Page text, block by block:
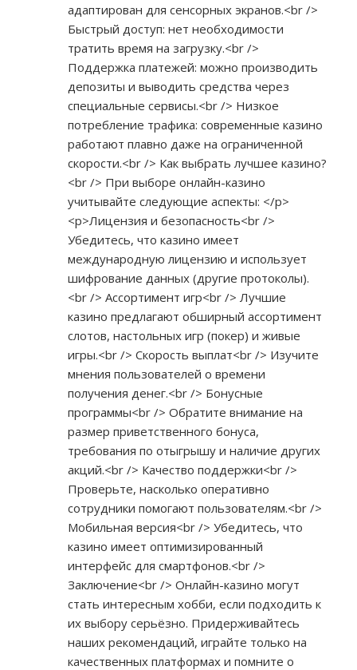
адаптирован для сенсорных экранов.<br />
Быстрый доступ: нет необходимости
тратить время на загрузку.<br />
Поддержка платежей: можно производить
депозиты и выводить средства через
специальные сервисы.<br /> Низкое
потребление трафика: современные казино
работают плавно даже на ограниченной
скорости.<br /> Как выбрать лучшее казино?
<br /> При выборе онлайн-казино
учитывайте следующие аспекты: </p>
<p>Лицензия и безопасность<br />
Убедитесь, что казино имеет
международную лицензию и использует
шифрование данных (другие протоколы).
<br /> Ассортимент игр<br /> Лучшие
казино предлагают обширный ассортимент
слотов, настольных игр (покер) и живые
игры.<br /> Скорость выплат<br /> Изучите
мнения пользователей о времени
получения денег.<br /> Бонусные
программы<br /> Обратите внимание на
размер приветственного бонуса,
требования по отыгрышу и наличие других
акций.<br /> Качество поддержки<br />
Проверьте, насколько оперативно
сотрудники помогают пользователям.<br />
Мобильная версия<br /> Убедитесь, что
казино имеет оптимизированный
интерфейс для смартфонов.<br />
Заключение<br /> Онлайн-казино могут
стать интересным хобби, если подходить к
их выбору серьёзно. Придерживайтесь
наших рекомендаций, играйте только на
качественных платформах и помните о